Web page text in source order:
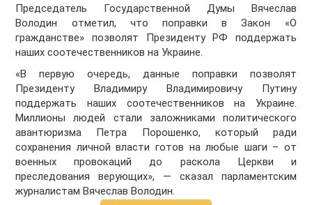
Председатель Государственной Думы Вячеслав
Володин отметил, что поправки в Закон «О
гражданстве» позволят Президенту РФ поддержать
наших соотечественников на Украине.
«В первую очередь, данные поправки позволят
Президенту Владимиру Владимировичу Путину
поддержать наших соотечественников на Украине.
Миллионы людей стали заложниками политического
авантюризма Петра Порошенко, который ради
сохранения личной власти готов на любые шаги – от
военных провокаций до раскола Церкви и
преследования верующих», — сказал парламентским
журналистам Вячеслав Володин.